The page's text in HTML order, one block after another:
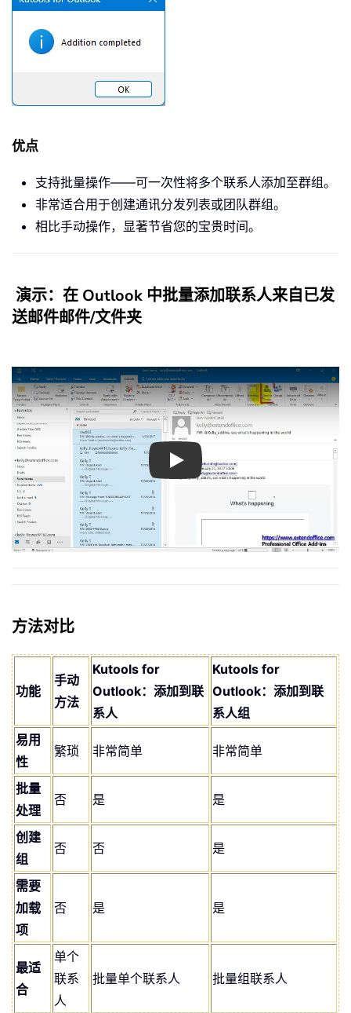
优点
支持批量操作——可一次性将多个联系人添加至群组。
非常适合用于创建通讯分发列表或团队群组。
相比手动操作，显著节省您的宝贵时间。
演示：在 Outlook 中批量添加联系人来自已发
送邮件邮件/文件夹
Play
方法对比
功能
手动
方法
Kutools for
Outlook：添加到联
系人
Kutools for
Outlook：添加到联
系人组
易用
性
繁琐 非常简单 非常简单
批量
处理
否 是 是
创建
组
否 否 是
需要
加载
项
否 是 是
最适
合
单个
联系
人
批量单个联系人 批量组联系人